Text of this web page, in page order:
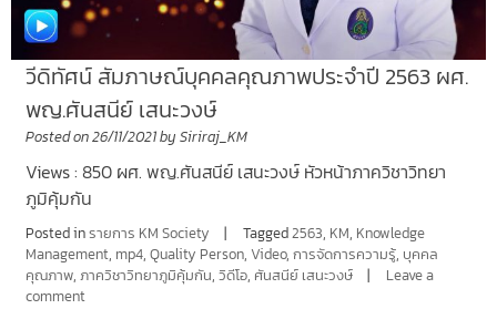
วีดิทัศน์ สัมภาษณ์บุคคลคุณภาพประจำปี 2563 ผศ.
พญ.ศันสนีย์ เสนะวงษ์
Posted on26/11/2021by Siriraj_KM
Views : 850 ผศ. พญ.ศันสนีย์ เสนะวงษ์ หัวหน้าภาควิชาวิทยา
ภูมิคุ้มกัน
Posted inรายการ KM Society Tagged2563, KM, Knowledge
Management, mp4, Quality Person, Video, การจัดการความรู้, บุคคล
คุณภาพ, ภาควิชาวิทยาภูมิคุ้มกัน, วิดีโอ, ศันสนีย์ เสนะวงษ์
Leave a
comment